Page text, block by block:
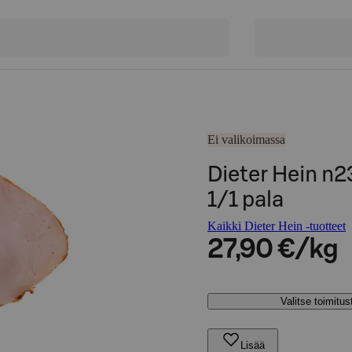
Ei valikoimassa
Dieter Hein
1/1 pala
Kaikki Dieter Hein -tuotteet
27,90 €/kg
Valitse
Lisää